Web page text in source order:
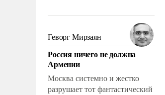
Сложившаяся ситуация
означает многолетний период
уязвимости США, например,
перед Китаем.
Геворг Мирзаян
Россия ничего не должна
Армении
Москва системно и жестко
разрушает тот фантастический